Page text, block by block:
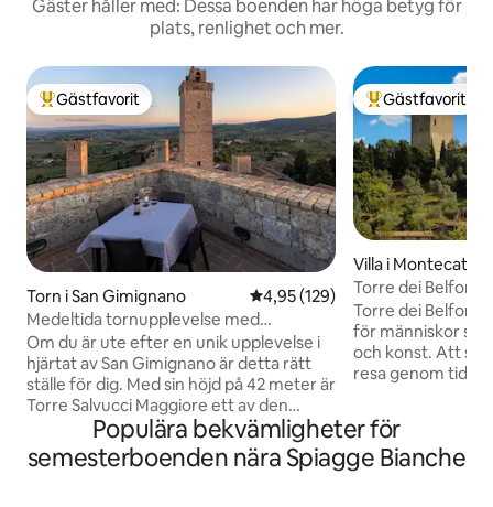
Gäster håller med: Dessa boenden har höga betyg för
plats, renlighet och mer.
Populär gästfavorit
Gästfavorit
Torn i San Gimignano 4,95 av 5 i genomsnittligt
4,95 (129)
Medeltida tornupplevelse med
panoramatak
Om du är ute efter en unik upplevelse i
hjärtat av San Gimignano är detta rätt
ställe för dig. Med sin höjd på 42 meter är
Torre Salvucci Maggiore ett av den
medeltida stadens berömda torn och
idag det enda som har omvandlats till ett
vertikalt utbrett boende uppdelat i 11
Populär
Gästfavorit
Villa i Montecatini
na
Torre dei Belforti
Torre dei Belforti
för människor
och konst. Att
resa genom
är berikat av en
pool, cypresser
olivträden. Byn är
väl bevarad och
Populära bekvämligheter för
semesterboenden nära Spiagge Bianche